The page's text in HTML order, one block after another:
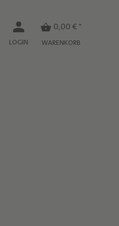
LOGIN
0,00 € *
WARENKORB